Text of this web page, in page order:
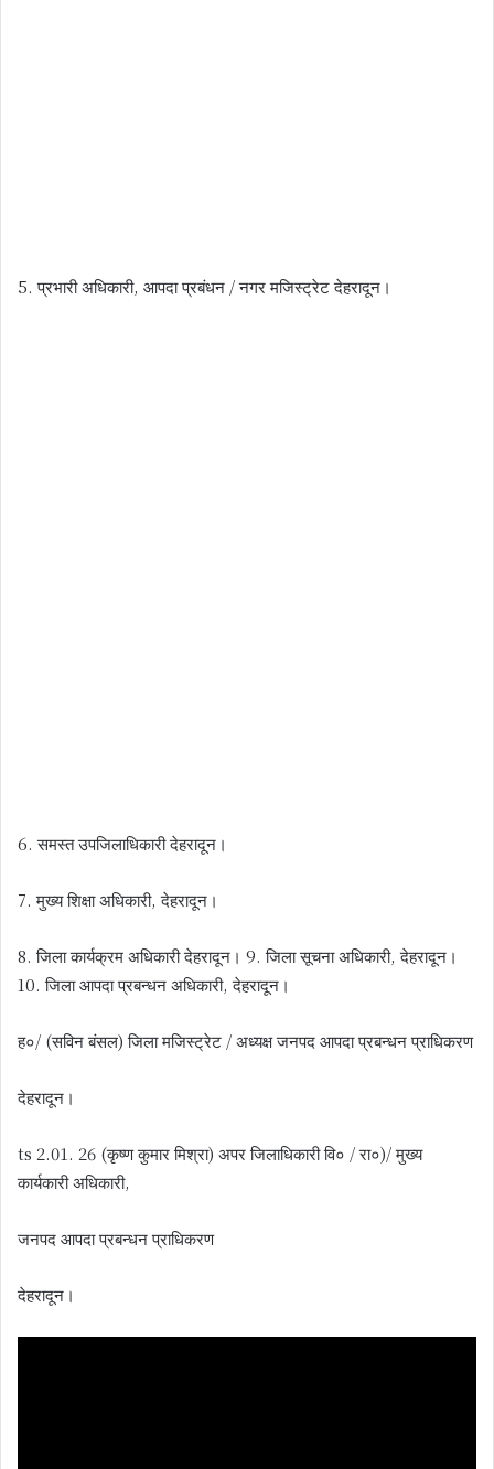
5. प्रभारी अधिकारी, आपदा प्रबंधन / नगर मजिस्ट्रेट देहरादून।
6. समस्त उपजिलाधिकारी देहरादून।
7. मुख्य शिक्षा अधिकारी, देहरादून।
8. जिला कार्यक्रम अधिकारी देहरादून। 9. जिला सूचना अधिकारी, देहरादून।
10. जिला आपदा प्रबन्धन अधिकारी, देहरादून।
ह०/ (सविन बंसल) जिला मजिस्ट्रेट / अध्यक्ष जनपद आपदा प्रबन्धन प्राधिकरण
देहरादून।
ts 2.01. 26 (कृष्ण कुमार मिश्रा) अपर जिलाधिकारी वि० / रा०)/ मुख्य
कार्यकारी अधिकारी,
जनपद आपदा प्रबन्धन प्राधिकरण
देहरादून।